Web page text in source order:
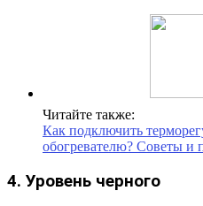
Читайте также:
Как подключить
обогревателю? Советы и
4. Уровень черного